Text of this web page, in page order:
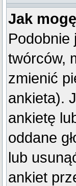
Jak
Podobnie
twórców,
zmienić
ankieta).
ankietę
oddane
lub
ankiet